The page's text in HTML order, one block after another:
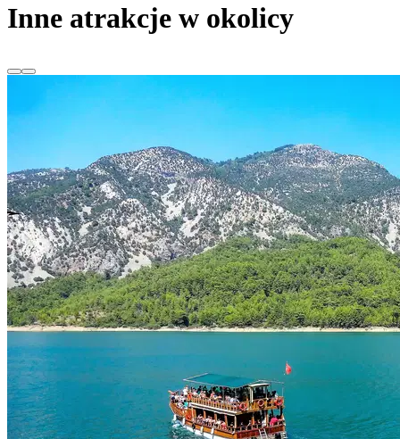
Inne atrakcje w okolicy